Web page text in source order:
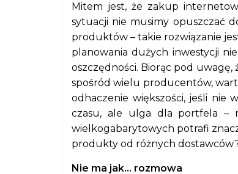
Mitem jest, że zakup
sytuacji nie musimy opuszczać
produktów – takie rozwiązanie
planowania dużych inwestycji
oszczędności. Biorąc pod
spośród wielu producentów,
odhaczenie większości, jeśli nie
czasu, ale ulga dla portfela –
wielkogabarytowych potrafi
produkty od różnych
Nie ma jak… rozmowa